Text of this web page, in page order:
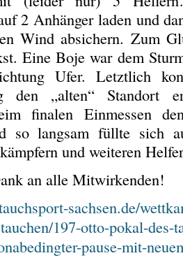
2 Anhänger laden und
Wind absichern. Zum
Eine Boje war dem
Ufer. Letztlich
den „alten“ Standort
finalen Einmessen
so langsam füllte sich
und weiteren
an alle Mitwirkenden!
sachsen.de/
197-otto-pokal-des-
pause-mit-